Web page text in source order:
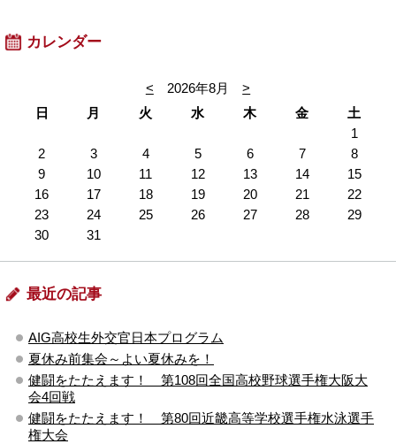
カレンダー
< 2026年8月
>
日
月 火 水 木 金
土
1
2
3 4 5 6 7
8
9
10 11 12 13 14
15
16
17 18 19 20 21
22
23
24 25 26 27 28
29
30
31
最近の記事
AIG高校生外交官日本プログラム
夏休み前集会～よい夏休みを！
健闘をたたえます！ 第108回全国高校野球選手権大阪大
会4回戦
健闘をたたえます！ 第80回近畿高等学校選手権水泳選手
権大会